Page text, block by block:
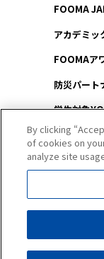
FOOMA
アカデミッ
FOOMAア
防災パート
学生対象
（ようこそ
会場アクセス
会場マップ
出展社情報
セミナー
By clicking
of cookies on
analyze site